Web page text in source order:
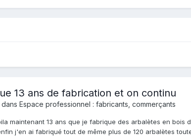
13 ans de fabrication et on continu
Espace professionnel : fabricants, commerçants
maintenant 13 ans que je fabrique des arbalètes en bois
j'en ai fabriqué tout de même plus de 120 arbalètes